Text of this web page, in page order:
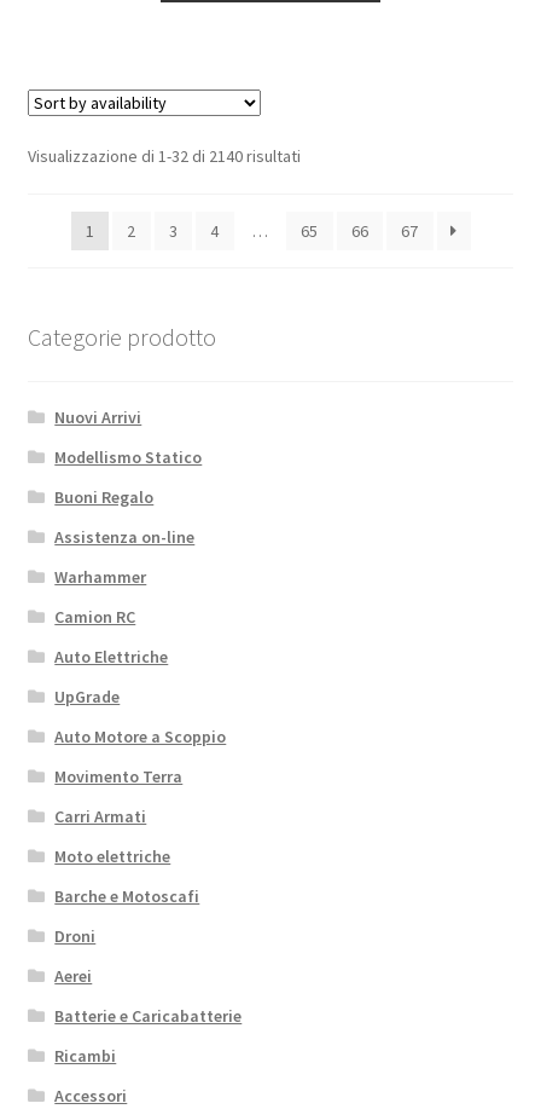
Visualizzazione di 1-32 di 2140 risultati
1 2 3 4 … 65 66 67
Categorie prodotto
Nuovi Arrivi
Modellismo Statico
Buoni Regalo
Assistenza on-line
Warhammer
Camion RC
Auto Elettriche
UpGrade
Auto Motore a Scoppio
Movimento Terra
Carri Armati
Moto elettriche
Barche e Motoscafi
Droni
Aerei
Batterie e Caricabatterie
Ricambi
Accessori